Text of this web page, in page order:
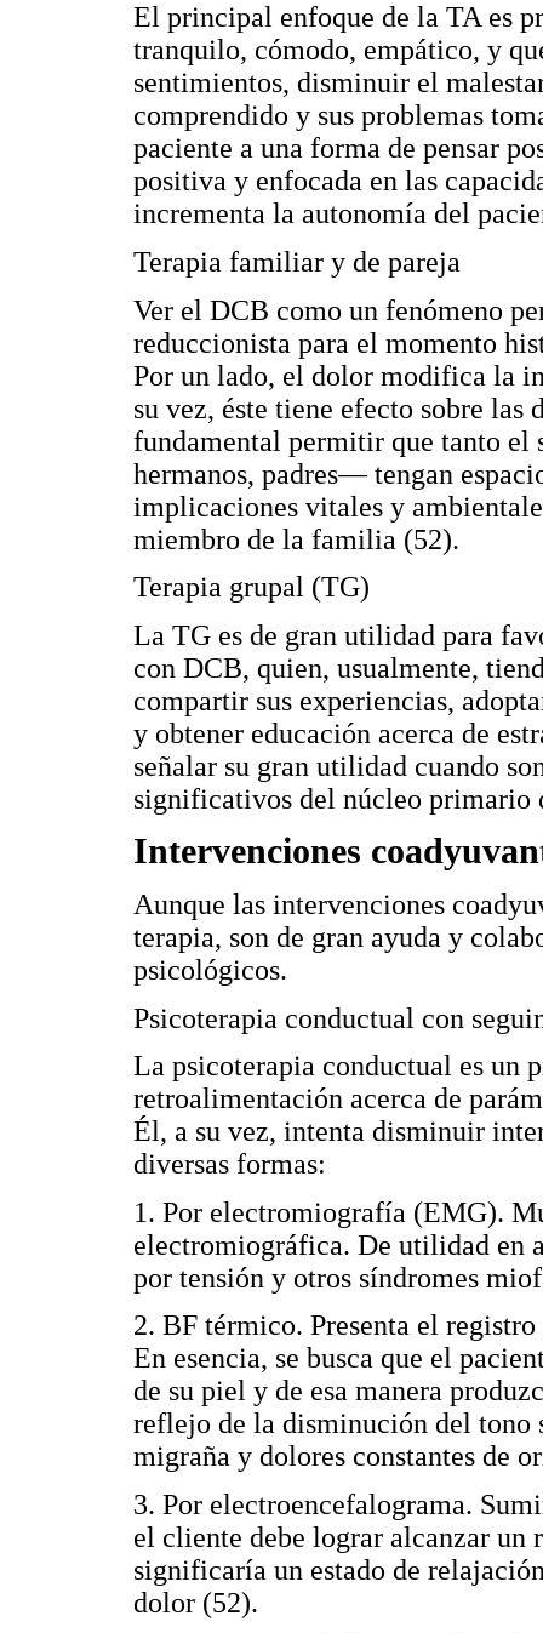
El principal enfoque de la TA es
tranquilo, cómodo, empático, y
sentimientos, disminuir el
comprendido y sus problemas
paciente a una forma de pensar
positiva y enfocada en las
incrementa la autonomía del
Terapia familiar y de pareja
Ver el DCB como un fenómeno
reduccionista para el momento
Por un lado, el dolor modifica la
su vez, éste tiene efecto sobre
fundamental permitir que tanto el
hermanos, padres— tengan
implicaciones vitales y
miembro de la familia (52).
Terapia grupal (TG)
La TG es de gran utilidad para
con DCB, quien, usualmente,
compartir sus experiencias,
y obtener educación acerca de
señalar su gran utilidad cuando
significativos del núcleo primario
Intervenciones
Aunque las intervenciones
terapia, son de gran ayuda y
psicológicos.
Psicoterapia conductual con
La psicoterapia conductual es un
retroalimentación acerca de
Él, a su vez, intenta disminuir
diversas formas:
1. Por electromiografía (EMG).
electromiográfica. De utilidad en
por tensión y otros síndromes
2. BF térmico. Presenta el
En esencia, se busca que el
de su piel y de esa manera
reflejo de la disminución del
migraña y dolores constantes de
3. Por electroencefalograma.
el cliente debe lograr alcanzar un
significaría un estado de
dolor (52).